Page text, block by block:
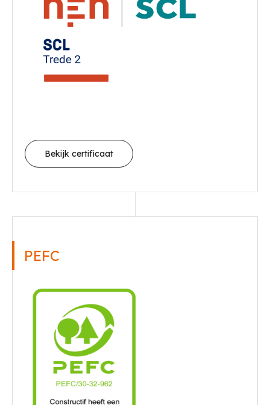
Bekijk certificaat
PEFC